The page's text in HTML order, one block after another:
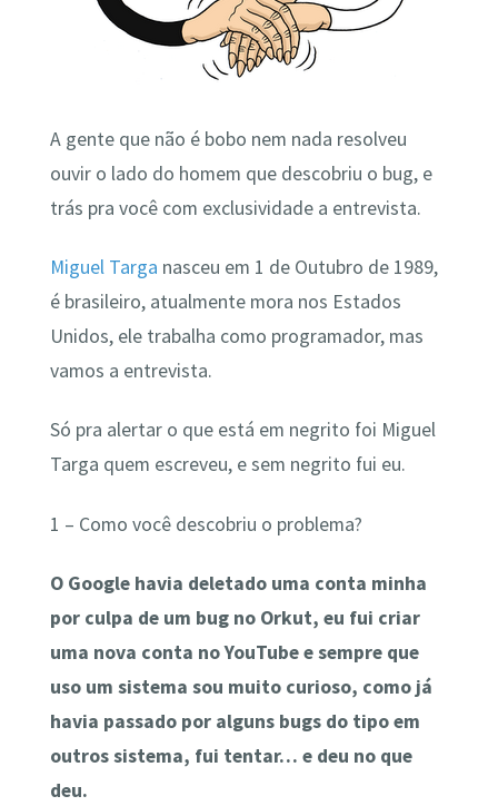
A gente que não é bobo nem nada resolveu
ouvir o lado do homem que descobriu o bug, e
trás pra você com exclusividade a entrevista.
Miguel Targa nasceu em 1 de Outubro de 1989,
é brasileiro, atualmente mora nos Estados
Unidos, ele trabalha como programador, mas
vamos a entrevista.
Só pra alertar o que está em negrito foi Miguel
Targa quem escreveu, e sem negrito fui eu.
1 – Como você descobriu o problema?
O Google havia deletado uma conta minha
por culpa de um bug no Orkut, eu fui criar
uma nova conta no YouTube e sempre que
uso um sistema sou muito curioso, como já
havia passado por alguns bugs do tipo em
outros sistema, fui tentar… e deu no que
deu.